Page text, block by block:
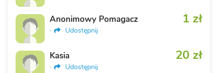
1 zł
Anonimowy Pomagacz
· Udostępnij
20 zł
Kasia
· Udostępnij